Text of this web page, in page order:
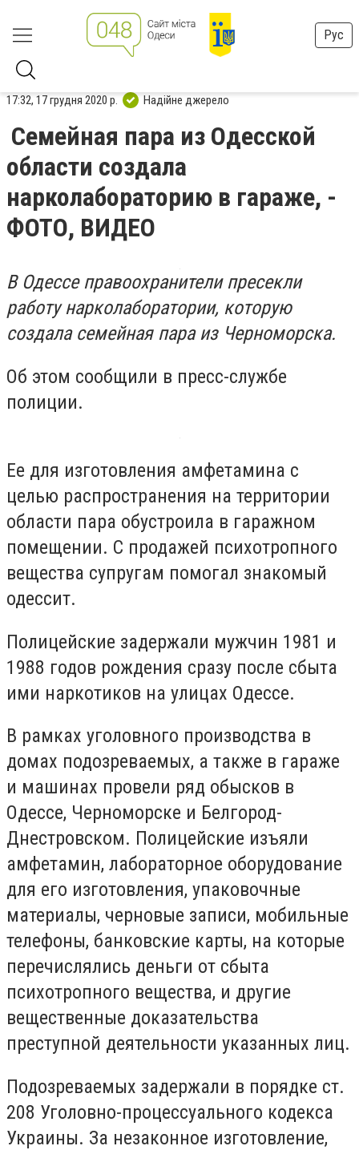
Рус
17:32, 17 грудня 2020 р. Надійне джерело
Семейная пара из Одесской
области создала
нарколабораторию в гараже, -
ФОТО, ВИДЕО
В Одессе правоохранители пресекли
работу нарколаборатории, которую
создала семейная пара из Черноморска.
Об этом сообщили в пресс-службе
полиции.
Ее для изготовления амфетамина с
целью распространения на территории
области пара обустроила в гаражном
помещении. С продажей психотропного
вещества супругам помогал знакомый
одессит.
Полицейские задержали мужчин 1981 и
1988 годов рождения сразу после сбыта
ими наркотиков на улицах Одессе.
В рамках уголовного производства в
домах подозреваемых, а также в гараже
и машинах провели ряд обысков в
Одессе, Черноморске и Белгород-
Днестровском. Полицейские изъяли
амфетамин, лабораторное оборудование
для его изготовления, упаковочные
материалы, черновые записи, мобильные
телефоны, банковские карты, на которые
перечислялись деньги от сбыта
психотропного вещества, и другие
вещественные доказательства
преступной деятельности указанных лиц.
Подозреваемых задержали в порядке ст.
208 Уголовно-процессуального кодекса
Украины. За незаконное изготовление,